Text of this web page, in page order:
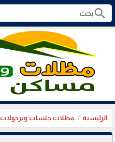
search
الرئيسية مظلات جلسات وبرجولات